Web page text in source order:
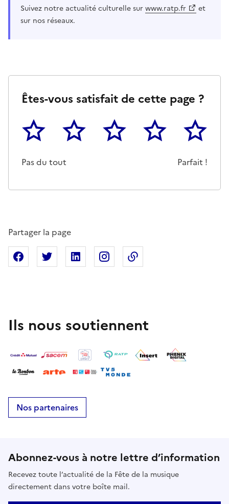
Suivez notre actualité culturelle sur www.ratp.fr
et
sur nos réseaux.
Êtes-vous satisfait de cette page ?
1
Pas du tout
2 3 4 5
Parfait !
Partager la page
Partager sur Facebook
Partager sur XPartager sur Linkedin
Partager sur Instagram
Ils nous soutiennent
Nos partenaires
Abonnez-vous à notre lettre d’information
Recevez toute l’actualité de la Fête de la musique
directement dans votre boîte mail.